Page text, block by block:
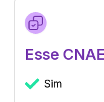
Esse
Sim